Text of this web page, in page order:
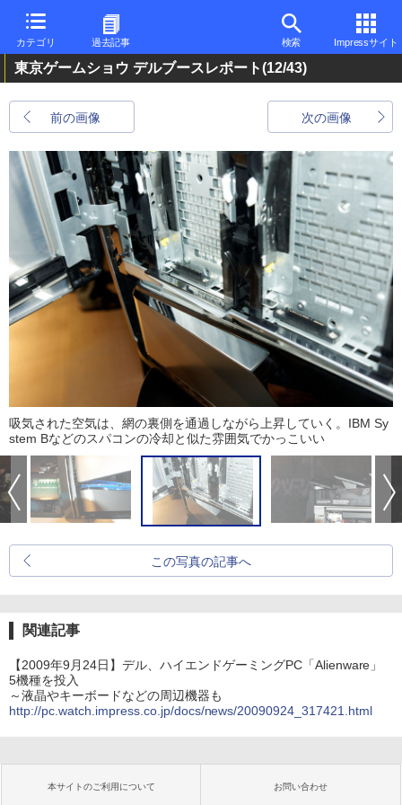
カテゴリ 過去記事 検索 Impressサイト
東京ゲームショウ デルブースレポート(12/43)
前の画像 次の画像
吸気された空気は、網の裏側を通過しながら上昇していく。IBM Sy
stem Bなどのスパコンの冷却と似た雰囲気でかっこいい
この写真の記事へ
関連記事
【2009年9月24日】デル、ハイエンドゲーミングPC「Alienware」
5機種を投入
～液晶やキーボードなどの周辺機器も
http://pc.watch.impress.co.jp/docs/news/20090924_317421.html
本サイトのご利用について お問い合わせ